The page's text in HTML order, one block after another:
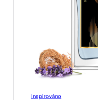
Inspirováno